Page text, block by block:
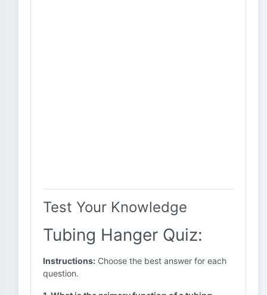
Test Your Knowledge
Tubing Hanger Quiz:
Instructions: Choose the best answer for each
question.